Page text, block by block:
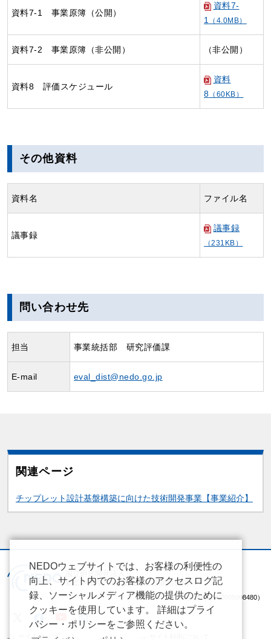
資料7-1 事業原簿（公開）
資料7-
1 （4.0MB）
資料7-2 事業原簿（非公開） （非公開）
資料8 評価スケジュール
資料
8 （60KB）
その他資料
資料名 ファイル名
議事録
議事録
（231KB）
問い合わせ先
担当 事業統括部 研究評価課
E-mail eval_dist@nedo.go.jp
関連ページ
関連情報
チップレット設計基盤構築に向けた技術開発事業【事業紹介】
（法人番号 2020005008480）
サイトマップ
NEDOウェブサイトでは、お客様の利便性の
向上、サイト内でのお客様のアクセスログ記
録、ソーシャルメディア機能の提供のために
クッキーを使用しています。 詳細はプライ
バシー・ポリシーをご参照ください。